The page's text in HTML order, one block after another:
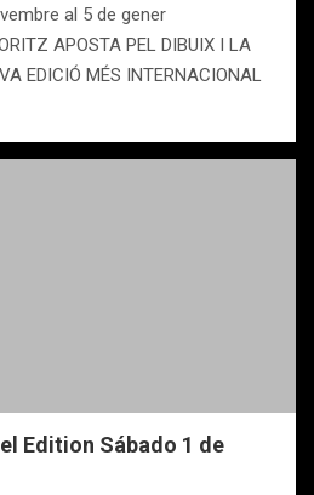
al 5 de gener
APOSTA PEL DIBUIX I LA
EDICIÓ MÉS INTERNACIONAL
Edition Sábado 1 de